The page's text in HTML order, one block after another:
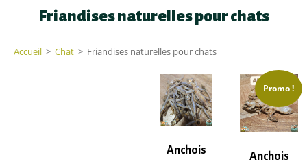
Friandises naturelles pour chats
Accueil > Chat > Friandises naturelles pour chats
Anchois
Promo !
Anchois